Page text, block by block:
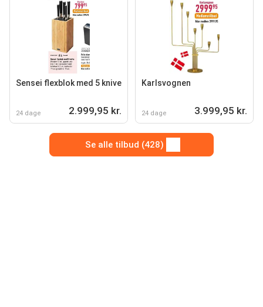
Sensei flexblok med 5 knive
24 dage 2.999,95 kr.
Karlsvognen
24 dage 3.999,95 kr.
Se alle tilbud (428)